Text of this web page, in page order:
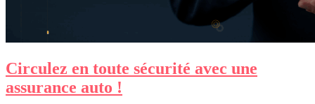
Circulez en toute sécurité avec une
assurance auto !